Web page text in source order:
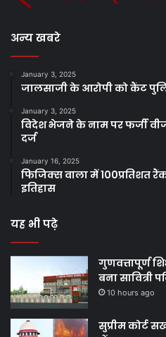
अन्य खबरे
January 3, 2025
जालसाजी के आरोपी को कैंट
January 3, 2025
विदेश भेजने के नाम पर फर्जी
दर्ज
January 16, 2025
फिजिक्स वाला में 100प्रतिशत
इतिहास
यह भी पढ़े
गुणवत्तापूर्ण
बना सावित्री
10 hours ago
सुप्रीम कोर्ट